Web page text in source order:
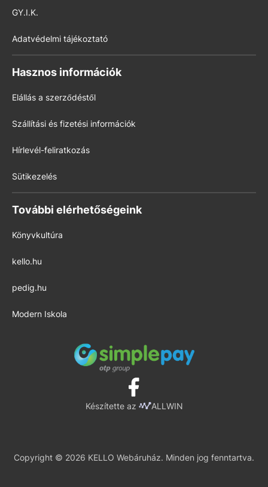
GY.I.K.
Adatvédelmi tájékoztató
Hasznos információk
Elállás a szerződéstől
Szállítási és fizetési információk
Hírlevél-feliratkozás
Sütikezelés
További elérhetőségeink
Könyvkultúra
kello.hu
pedig.hu
Modern Iskola
Készítette az ALLWIN
Copyright © 2026 KELLO Webáruház. Minden jog fenntartva.